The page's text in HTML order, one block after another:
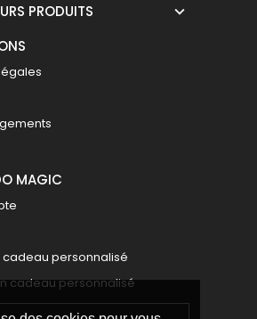
PRODUITS
MAGIC
cadeau personnalisé
cadeau personnalisé